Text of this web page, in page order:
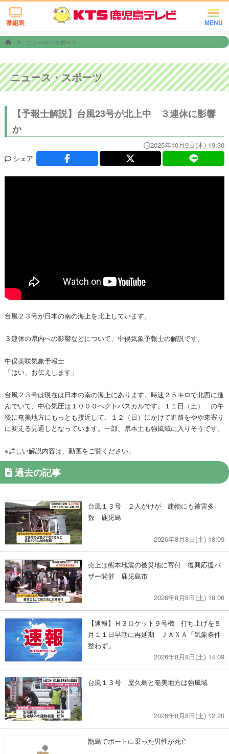
MENU
番組表
ニュース・スポーツ
ニュース・スポーツ
【予報士解説】台風23号が北上中 ３連休に影響
か
2025年10月9日(木) 19:30
シェア
台風２３号が日本の南の海上を北上しています。
３連休の県内への影響などについて、中俣気象予報士の解説です。
中俣美咲気象予報士
「はい、お伝えします」
台風２３号は現在は日本の南の海上にあります。時速２５キロで北西に進
んでいて、中心気圧は１０００ヘクトパスカルです。１１日（土） の午
後に奄美地方にもっとも接近して、１２（日）にかけて進路をやや東寄り
に変える見通しとなっています。一部、県本土も強風域に入りそうです。
※詳しい解説内容は、動画をご覧ください。
過去の記事
台風１３号 ２人がけが 建物にも被害多
数 鹿児島
2026年8月8日(土) 18:09
売上は熊本地震の被災地に寄付 復興応援バ
ザー開催 鹿児島市
2026年8月8日(土) 18:06
【速報】Ｈ３ロケット９号機 打ち上げを８
月１１日早朝に再延期 ＪＡＸＡ「気象条件
整わず」
2026年8月8日(土) 14:09
台風１３号 屋久島と奄美地方は強風域
2026年8月8日(土) 12:20
甑島でボートに乗った男性が死亡